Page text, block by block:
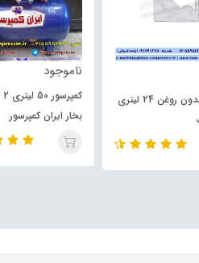
کمپرسور بدون روغن 24 لیتری
ناموجود
بخار ایران کمپرسور